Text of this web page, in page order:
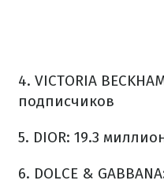
4. VICTORIA
подписчиков
5. DIOR: 19.3
6. DOLCE &